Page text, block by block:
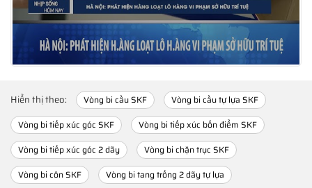
Hiển thị theo: Vòng bi cầu SKF
Vòng bi cầu tự lựa SKF
Vòng bi tiếp xúc góc SKF
Vòng bi tiếp xúc bốn điểm SKF
Vòng bi tiếp xúc góc 2 dãy
Vòng bi chặn trục SKF
Vòng bi côn SKF
Vòng bi tang trống 2 dãy tự lựa